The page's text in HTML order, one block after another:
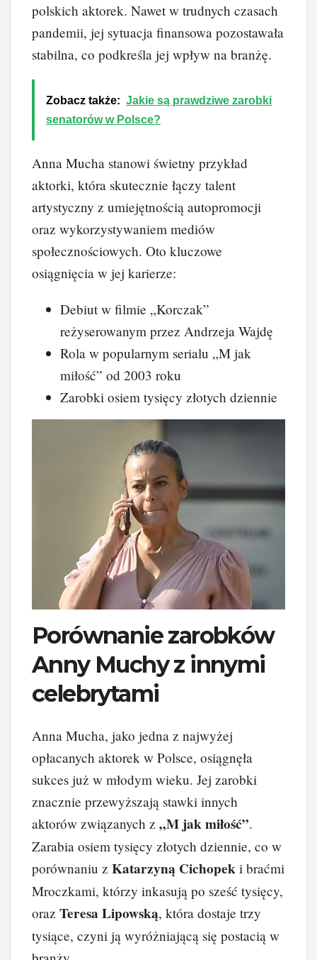
polskich aktorek. Nawet w trudnych czasach
pandemii, jej sytuacja finansowa pozostawała
stabilna, co podkreśla jej wpływ na branżę.
Zobacz także: Jakie są prawdziwe zarobki
senatorów w Polsce?
Anna Mucha stanowi świetny przykład
aktorki, która skutecznie łączy talent
artystyczny z umiejętnością autopromocji
oraz wykorzystywaniem mediów
społecznościowych. Oto kluczowe
osiągnięcia w jej karierze:
Debiut w filmie „Korczak”
reżyserowanym przez Andrzeja Wajdę
Rola w popularnym serialu „M jak
miłość” od 2003 roku
Zarobki osiem tysięcy złotych dziennie
Porównanie zarobków
Anny Muchy z innymi
celebrytami
Anna Mucha, jako jedna z najwyżej
opłacanych aktorek w Polsce, osiągnęła
sukces już w młodym wieku. Jej zarobki
znacznie przewyższają stawki innych
aktorów związanych z „M jak miłość”.
Zarabia osiem tysięcy złotych dziennie, co w
porównaniu z Katarzyną Cichopek i braćmi
Mroczkami, którzy inkasują po sześć tysięcy,
oraz Teresa Lipowską, która dostaje trzy
tysiące, czyni ją wyróżniającą się postacią w